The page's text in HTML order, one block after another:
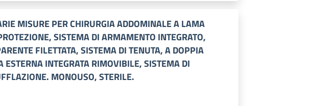
MISURE PER CHIRURGIA ADDOMINALE A LAMA
SISTEMA DI ARMAMENTO INTEGRATO,
FILETTATA, SISTEMA DI TENUTA, A DOPPIA
ESTERNA INTEGRATA RIMOVIBILE, SISTEMA DI
MONOUSO, STERILE.